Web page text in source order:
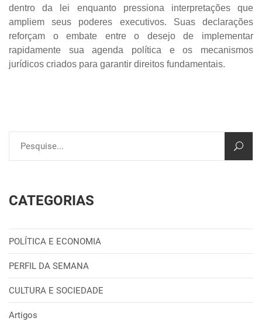
dentro da lei enquanto pressiona interpretações que
ampliem seus poderes executivos. Suas declarações
reforçam o embate entre o desejo de implementar
rapidamente sua agenda política e os mecanismos
jurídicos criados para garantir direitos fundamentais.
CATEGORIAS
POLÍTICA E ECONOMIA
PERFIL DA SEMANA
CULTURA E SOCIEDADE
Artigos